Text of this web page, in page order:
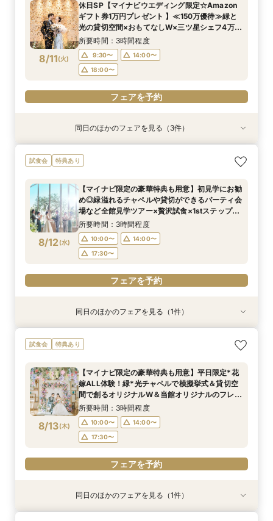
8/11(火)
休日SP【マイナビウエディング限定☆Amazon
ギフト券1万円プレゼント 】≪150万優待≫緑と
光の貸切空間×おもてなしW×三ツ星シェフ4万試
食×豪華特典*上質花嫁体験
所要時間：3時間程度
9:30〜
14:00〜
18:00〜
フェアを予約
特典あり
8/11( 火)
短期間でも理想が叶う◆安心サポート×豪華特典
付フェア
9:30〜
14:00〜
18:00〜
フェアを予約
特典あり
8/11( 火)
【マイナビ限定*カジュアル派に人気】1.5次会や
パーティスタイルを検討中の方へ｜貸切邸宅で叶
所要時間：3時間程度
9:30〜
14:00〜
18:00〜
フェアを予約
特典あり
8/11( 火)
【ゲスト満足◎】絶品料理×オープンキッチン演
出＊豪華4万試食
9:30〜
14:00〜
18:00〜
フェアを予約
同日のほかのフェアを見る（3件）
試食会 特典あり
8/12(水)
【マイナビ限定の豪華特典も用意】初見学にお勧
め◎緑溢れるチャペルや貸切ができるパーティ会
場など全館見学ツアー×贅沢試食×1stステップ相
談会で見積もりや特典などについて詳しく知れる
《安心》フェアを開催
所要時間：3時間程度
10:00〜
14:00〜
17:30〜
フェアを予約
特典あり
8/12( 水)
お盆限定【マイナビ限定の豪華特典も用意】平日
限定*花嫁ALL体験！緑*光チャペルで模擬挙式＆
フレンチ×日本料理の融合料理も体験できる贅沢
試食会へご招待
所要時間：3時間程度
10:00〜
14:00〜
17:30〜
フェアを予約
同日のほかのフェアを見る（1件）
試食会 特典あり
8/13(木)
【マイナビ限定の豪華特典も用意】平日限定*花
嫁ALL体験！緑*光チャペルで模擬挙式＆貸切空
間で創るオリジナルW＆当館オリジナルのフレン
チ×日本料理の融合料理も体験できる贅沢試食会
へご招待
所要時間：3時間程度
10:00〜
14:00〜
17:30〜
フェアを予約
特典あり同日のほかのフェアを見る（1件）